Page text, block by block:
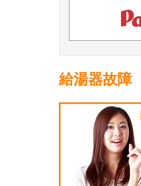
給湯器故障